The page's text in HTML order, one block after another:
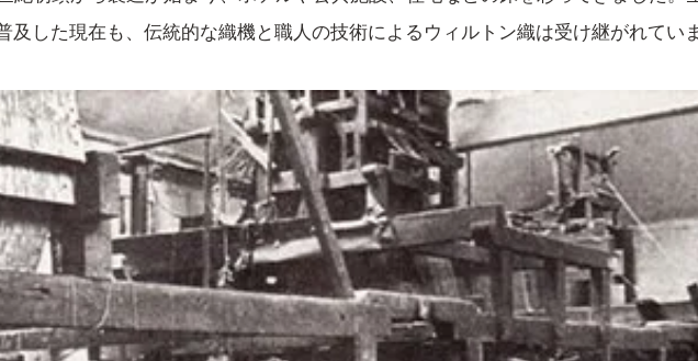
及した現在も、伝統的な織機と職人の技術によるウィルトン織は受け継がれていま